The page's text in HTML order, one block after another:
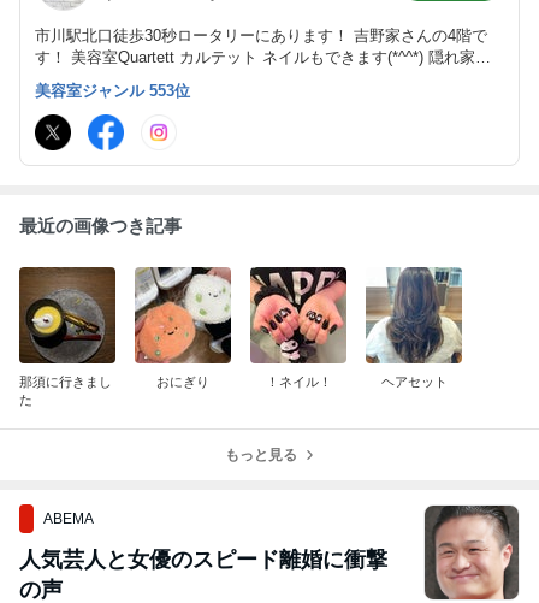
市川駅北口徒歩30秒ロータリーにあります！ 吉野家さんの4階で
す！ 美容室Quartett カルテット ネイルもできます(*^^*) 隠れ家サ
ロン、店内は外からの視線が気にならず、明るく落ち着いた雰囲気
です！
美容室ジャンル 553位
最近の画像つき記事
那須に行きまし
た
おにぎり ！ネイル！ ヘアセット
もっと見る
ABEMA
人気芸人と女優のスピード離婚に衝撃
の声